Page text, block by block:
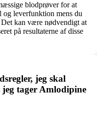
blodprøver for at
leverfunktion mens du
kan være nødvendigt at
på resultaterne af disse
jeg skal
tager Amlodipine